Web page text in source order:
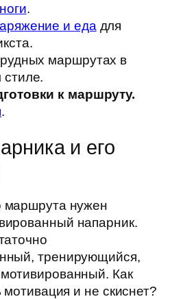
ноги.
и едадля
маршрутах в
стиле.
к маршруту.
.
и его
маршрута нужен
напарник.
тренирующийся,
Как
мотивация и не скиснет?